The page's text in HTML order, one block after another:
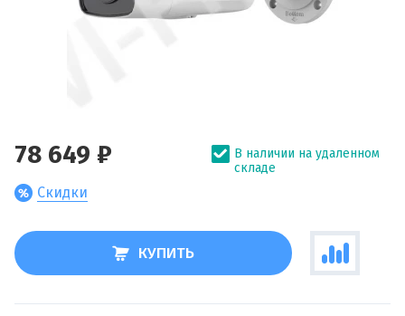
78 649 ₽
Скидки
В наличии на удаленном
складе
КУПИТЬ